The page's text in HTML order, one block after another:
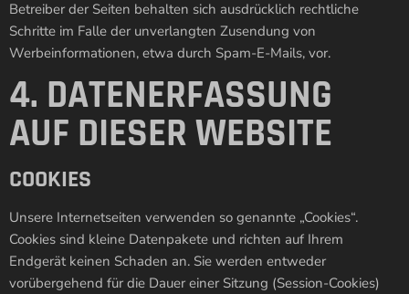
Betreiber der Seiten behalten sich ausdrücklich rechtliche
Schritte im Falle der unverlangten Zusendung von
Werbeinformationen, etwa durch Spam-E-Mails, vor.
4. DATENERFASSUNG
AUF DIESER WEBSITE
COOKIES
Unsere Internetseiten verwenden so genannte „Cookies“.
Cookies sind kleine Datenpakete und richten auf Ihrem
Endgerät keinen Schaden an. Sie werden entweder
vorübergehend für die Dauer einer Sitzung (Session-Cookies)